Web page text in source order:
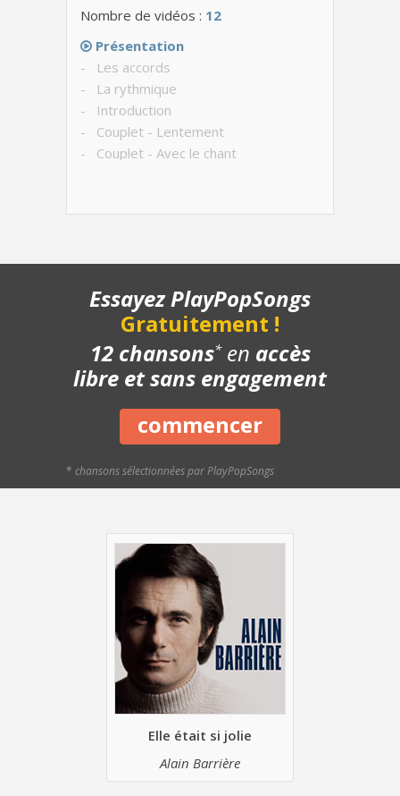
Nombre de vidéos : 12
Présentation
- Les accords
- La rythmique
- Introduction
- Couplet - Lentement
- Couplet - Avec le chant
- Couplet +1/2 ton - Avec le chant
- Chanson complète
Essayez PlayPopSongs
Gratuitement !
12 chansons*en accès
libre et sans engagement
commencer
* chansons sélectionnées par PlayPopSongs
Elle était si jolie
Alain Barrière